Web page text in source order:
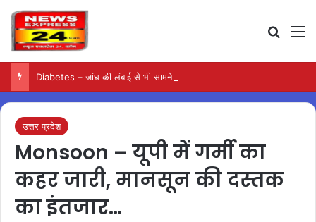
उत्तर प्रदेश
Monsoon – यूपी में गर्मी का
कहर जारी, मानसून की दस्तक
का इंतजार…